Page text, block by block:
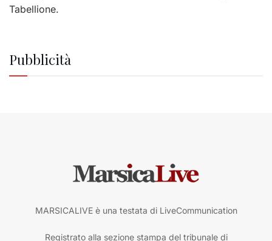
Tabellione.
Pubblicità
MARSICALIVE è una testata di LiveCommunication
Registrato alla sezione stampa del tribunale di